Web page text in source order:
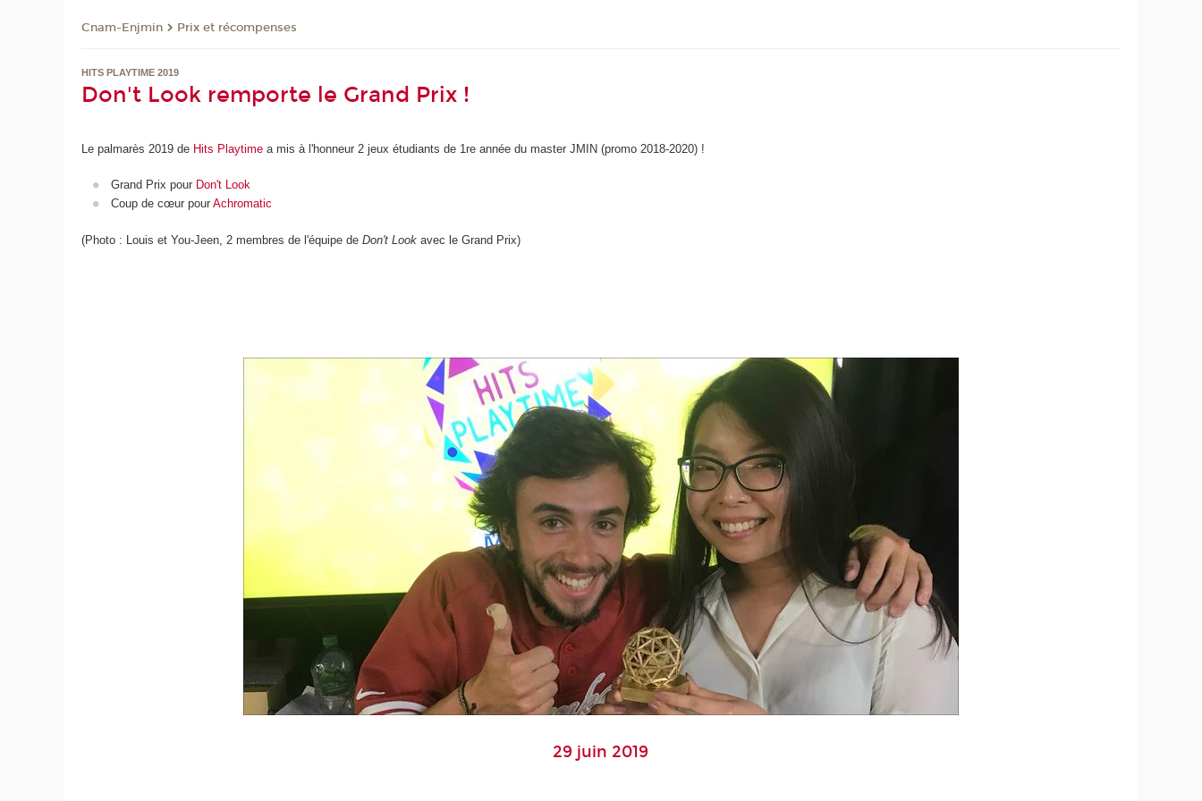
Cnam-Enjmin Prix et récompenses
HITS PLAYTIME 2019
Don't Look remporte le Grand Prix !
Le palmarès 2019 de Hits Playtime a mis à l'honneur 2 jeux étudiants de 1re année du master JMIN (promo 2018-2020) !
Grand Prix pour Don't Look
Coup de cœur pour Achromatic
(Photo : Louis et You-Jeen, 2 membres de l'équipe deDon't Look avec le Grand Prix)
29 juin 2019